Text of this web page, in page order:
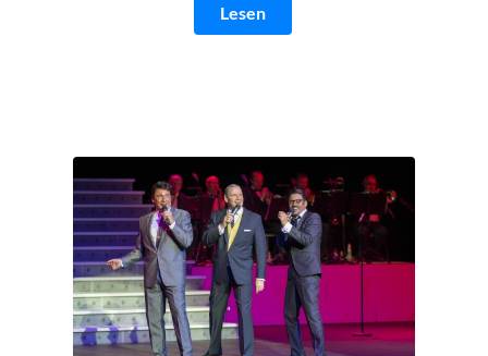
Lesen